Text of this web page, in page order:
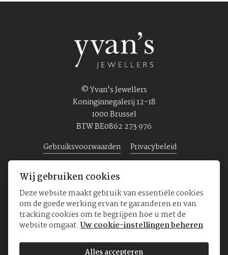
© Yvan's Jewellers
Koninginnegalerij 12-18
1000 Brussel
BTW BE0862 273 976
Gebruiksvoorwaarden
Privacybeleid
Home Juwelen Horloges Over ons
Wij gebruiken cookies
Deze website maakt gebruik van essentiële cookies
om de goede werking ervan te garanderen en van
tracking cookies om te begrijpen hoe u met de
website omgaat.Uw cookie-instellingen beheren
Alles accepteren